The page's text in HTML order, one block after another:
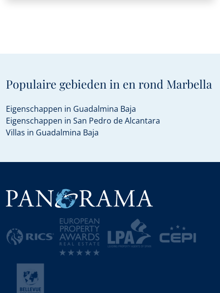
Populaire gebieden in en rond Marbella
Eigenschappen in Guadalmina Baja
Eigenschappen in San Pedro de Alcantara
Villas in Guadalmina Baja